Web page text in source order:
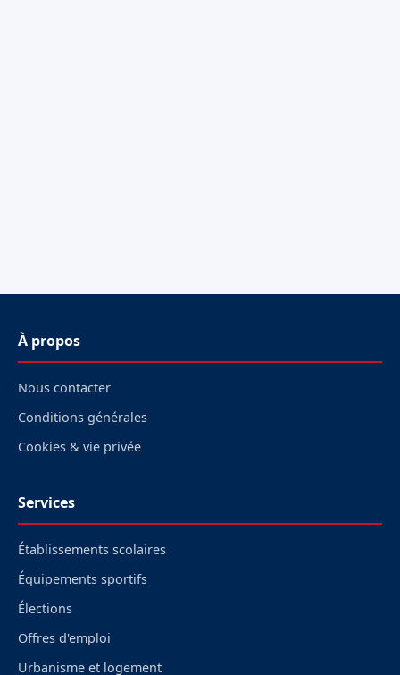
À propos
Nous contacter
Conditions générales
Cookies & vie privée
Services
Établissements scolaires
Équipements sportifs
Élections
Offres d'emploi
Urbanisme et logement